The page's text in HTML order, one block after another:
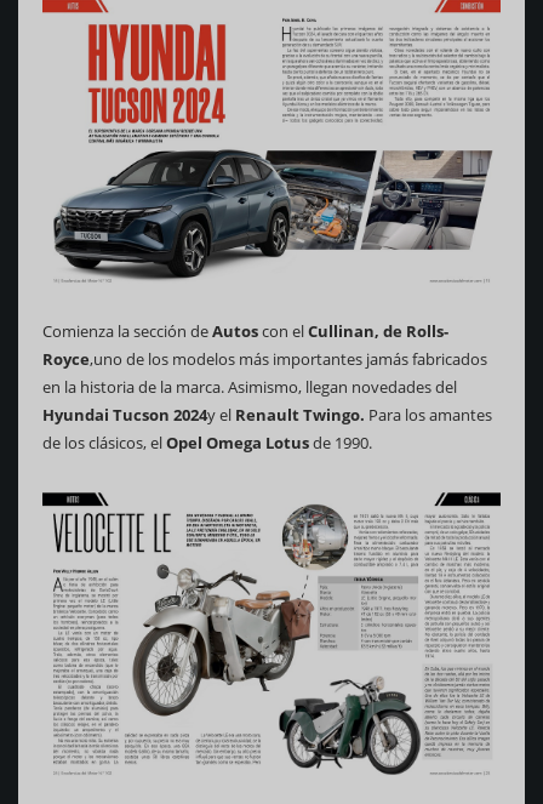
Comienza la sección deAutoscon elCullinan, de Rolls-
Royce,uno de los modelos más importantes jamás fabricados
en la historia de la marca. Asimismo, llegan novedades del
Hyundai Tucson 2024y el Renault Twingo. Para los amantes
de los clásicos, elOpel Omega Lotusde 1990.